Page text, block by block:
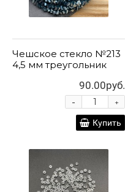
Чешское стекло №213
4,5 мм треугольник
90.00руб.
+
-
Купить